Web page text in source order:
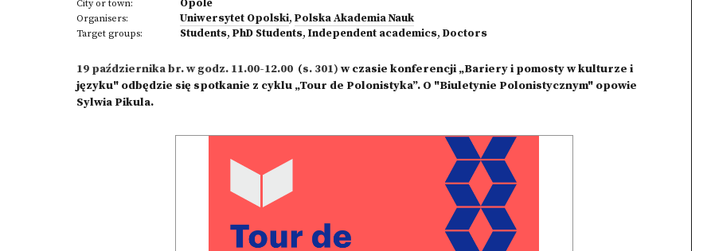
City or town: Opole
Organisers: Uniwersytet Opolski, Polska Akademia Nauk
Target groups: Students, PhD Students, Independent academics, Doctors
19 października br. w godz. 11.00-12.00 (s. 301) w czasie konferencji „Bariery i pomosty w kulturze i
języku" odbędzie się spotkanie z cyklu „Tour de Polonistyka”. O "Biuletynie Polonistycznym" opowie
Sylwia Pikula.